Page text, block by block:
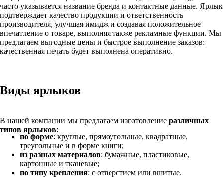
часто указывается название бренда и контактные данные. Ярлык
подтверждает качество продукции и ответственность
производителя, улучшая имидж и создавая положительное
впечатление о товаре, выполняя также рекламные функции. Мы
предлагаем выгодные цены и быстрое выполнение заказов:
качественная печать будет выполнена оперативно.
Виды ярлыков
В нашей компании мы предлагаем изготовление различных
типов ярлыков:
по форме: круглые, прямоугольные, квадратные,
треугольные и в форме книги;
из разных материалов: бумажные, пластиковые,
картонные и тканевые;
по типу крепления: с отверстием или вшитые.